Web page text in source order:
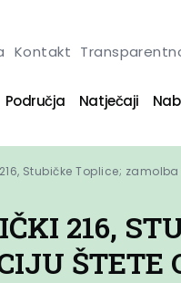
Kontakt
Područja Natječaji
Stubičke Toplice;
216,
ŠTETE